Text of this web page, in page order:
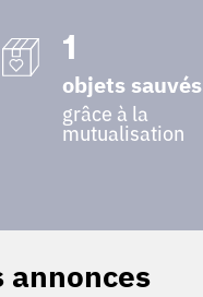
1
objets sauvés
grâce à la
mutualisation
annonces